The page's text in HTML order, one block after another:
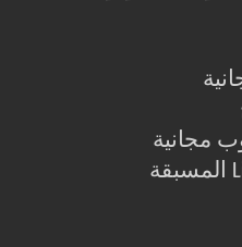
مجانية
إعدادات Lightroom المسبقة